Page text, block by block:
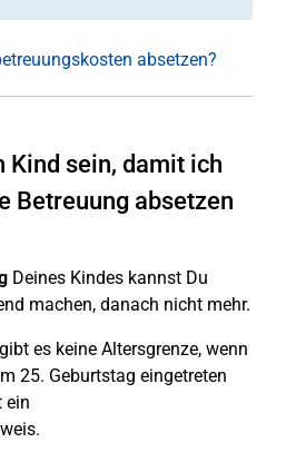
absetzen?
Kind sein, damit ich
Betreuung absetzen
Deines Kindes kannst Du
machen, danach nicht mehr.
gibt es keine Altersgrenze, wenn
25. Geburtstag eingetreten
ein